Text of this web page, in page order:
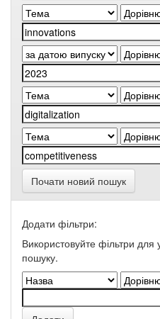
Почати новий пошук
Додати фільтри:
Використовуйте фільтри для
пошуку.